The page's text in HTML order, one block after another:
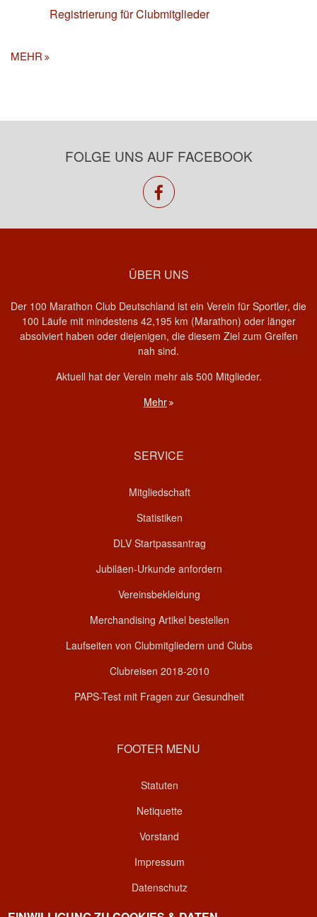
Registrierung für Clubmitglieder
MEHR
FOLGE UNS AUF FACEBOOK
facebook
ÜBER UNS
Der 100 Marathon Club Deutschland ist ein Verein für Sportler, die
100 Läufe mit mindestens 42,195 km (Marathon) oder länger
absolviert haben oder diejenigen, die diesem Ziel zum Greifen
nah sind.
Aktuell hat der Verein mehr als 500 Mitglieder.
Mehr
SERVICE
Mitgliedschaft
Statistiken
DLV Startpassantrag
Jubiläen-Urkunde anfordern
Vereinsbekleidung
Merchandising Artikel bestellen
Laufseiten von Clubmitgliedern und Clubs
Clubreisen 2018-2010
PAPS-Test mit Fragen zur Gesundheit
FOOTER MENU
Statuten
Netiquette
Vorstand
Impressum
Datenschutz
Kontakt